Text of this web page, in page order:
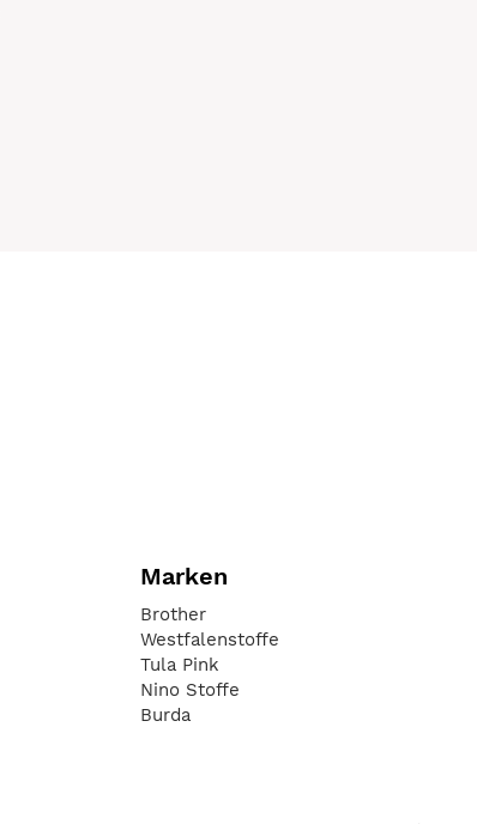
Marken
Brother
Westfalenstoffe
Tula Pink
Nino Stoffe
Burda